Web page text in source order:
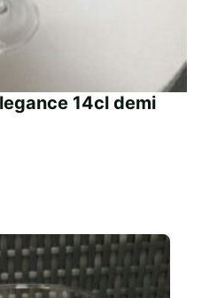
14cl demi